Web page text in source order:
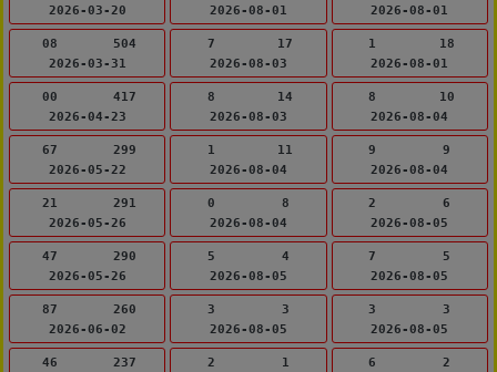
2026-03-20
08
504
2026-03-31
00
417
2026-04-23
67
299
2026-05-22
21
291
2026-05-26
47
290
2026-05-26
87
260
2026-06-02
46
237
2026-08-01
7
17
2026-08-03
8
14
2026-08-03
1
11
2026-08-04
0
8
2026-08-04
5
4
2026-08-05
3
3
2026-08-05
2
1
2026-08-01
1
18
2026-08-01
8
10
2026-08-04
9
9
2026-08-04
2
6
2026-08-05
7
5
2026-08-05
3
3
2026-08-05
6
2